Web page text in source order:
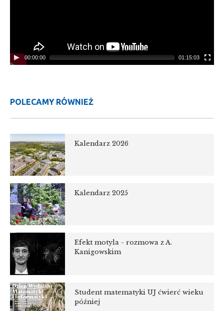
00:00:00 01:15:03
POLECAMY RÓWNIEŻ
Kalendarz 2026
Kalendarz 2025
Efekt motyla - rozmowa z A.
Kanigowskim
Student matematyki UJ ćwierć wieku
później